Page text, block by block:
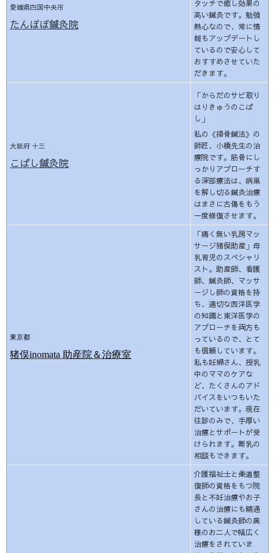
愛媛県四国中央市
たんぽぽ鍼灸院
タッチで癒し効果の
高い鍼灸です。勉強
熱心なので、常に情
報もアップデートし
ているので安心して
おすすめさせていた
だきます。
大阪府 十三
こばし鍼灸院
「からだのサビ取り
はりきゅうのこば
し」
私の《掃骨鍼法》の
師匠、小橋先生の治
療院です。筋骨にし
っかりアプローチす
る深部療法は、病巣
を解し切る鍼灸治療
はまさに古傷をもう
一度修復させます。
東京都
猪俣inomata 助産院＆治療室
「痛く無い乳房マッ
サージ猪俣助産」母
乳育児のスペシャリ
スト。助産師、看護
師、鍼灸師、マッサ
ージし師の資格を持
ち、適切な西洋医学
の知識と東洋医学の
アプローチを両方も
っているので、とて
も信頼しています。
私も妊婦さん、授乳
中のママのケアな
ど、たくさんのアド
バイスをいつもいた
だいています。現在
往診のみで、手厚い
治療とサポートが受
けられます。断乳の
相談もできます。
介護福祉士と柔道整
復師の資格をもつ院
長と不妊治療やお子
さんの治療にも精通
している鍼灸師の奥
様のお二人で幅広く
治療をされていま